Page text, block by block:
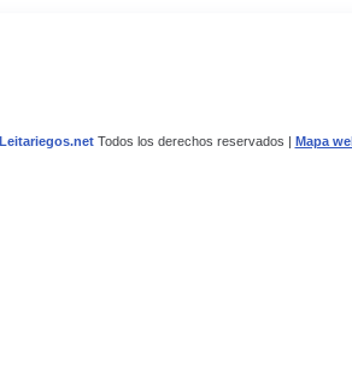
Leitariegos.netTodos los derechos reservados | Mapa